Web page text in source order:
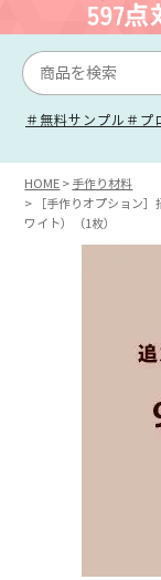
＃無料サンプル ＃プ
HOME
手作り材料
［手作りオプション
ワイト）（1枚）